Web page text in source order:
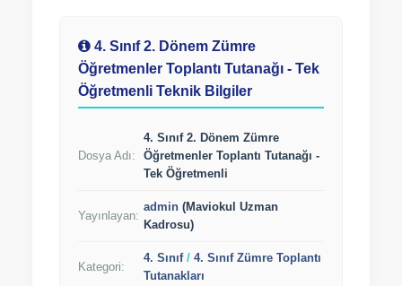
4. Sınıf 2. Dönem Zümre
Öğretmenler Toplantı Tutanağı - Tek
Öğretmenli Teknik Bilgiler
Dosya Adı:
4. Sınıf 2. Dönem Zümre
Öğretmenler Toplantı Tutanağı -
Tek Öğretmenli
Yayınlayan:
admin (Maviokul Uzman
Kadrosu)
Kategori:
4. Sınıf/ 4. Sınıf Zümre Toplantı
Tutanakları